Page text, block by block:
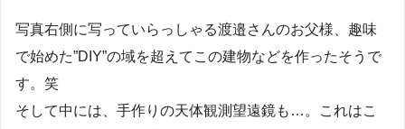
写真右側に写っていらっしゃる渡邉さんのお父様、趣味
で始めた”DIY”の域を超えてこの建物などを作ったそうで
す。笑
そして中には、手作りの天体観測望遠鏡も…。これはこ